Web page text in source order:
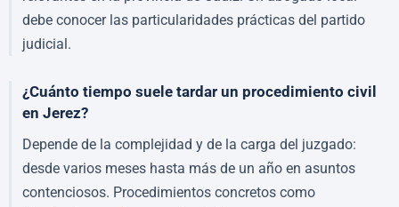
debe conocer las particularidades prácticas del partido
judicial.
¿Cuánto tiempo suele tardar un procedimiento civil
en Jerez?
Depende de la complejidad y de la carga del juzgado:
desde varios meses hasta más de un año en asuntos
contenciosos. Procedimientos concretos como